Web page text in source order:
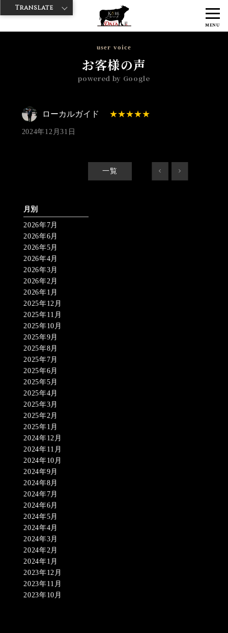
MENU
神戸牛ダイヤ > 神戸牛ダイア 雷門東店
ローカル
ガイド 2024/12/31 No_review
user voice
お客様の声
powered by Google
ローカルガイド
2024年12月31日
一覧 < >
月別
2026年7月
2026年6月
2026年5月
2026年4月
2026年3月
2026年2月
2026年1月
2025年12月
2025年11月
2025年10月
2025年9月
2025年8月
2025年7月
2025年6月
2025年5月
2025年4月
2025年3月
2025年2月
2025年1月
2024年12月
2024年11月
2024年10月
2024年9月
2024年8月
2024年7月
2024年6月
2024年5月
2024年4月
2024年3月
2024年2月
2024年1月
2023年12月
2023年11月
2023年10月
Translate